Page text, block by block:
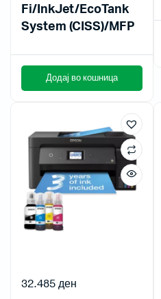
Fi/InkJet/EcoTank
System (CISS)/MFP
Додај во кошница
32.485ден